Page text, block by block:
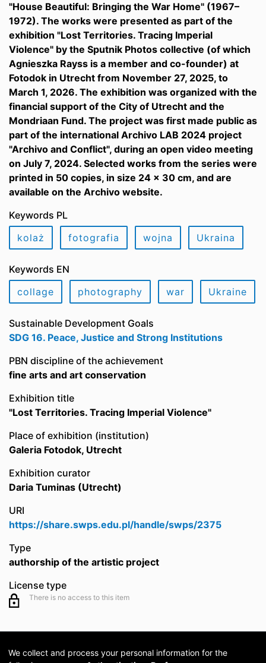
"House Beautiful: Bringing the War Home" (1967–
1972). The works were presented as part of the
exhibition "Lost Territories. Tracing Imperial
Violence" by the Sputnik Photos collective (of which
Agnieszka Rayss is a member and co-founder) at
Fotodok in Utrecht from November 27, 2025, to
March 1, 2026. The exhibition was organized with the
financial support of the City of Utrecht and the
Mondriaan Fund. The project was first made public as
part of the international Archivo LAB 2024 project
"Archivo and Conflict", during an open video meeting
on July 7, 2024. Selected works from the series were
printed in 50 copies, in size 24 x 30 cm, and are
available on the Archivo website.
Keywords PL
kolaż
fotografia wojna Ukraina
Keywords EN
collage
photography war Ukraine
Sustainable Development Goals
SDG 16. Peace, Justice and Strong Institutions
PBN discipline of the achievement
fine arts and art conservation
Exhibition title
"Lost Territories. Tracing Imperial Violence"
Place of exhibition (institution)
Galeria Fotodok, Utrecht
Exhibition curator
Daria Tuminas (Utrecht)
URI
https://share.swps.edu.pl/handle/swps/2375
Type
authorship of the artistic project
License type
There is no access to this item
We collect and process your personal information for the